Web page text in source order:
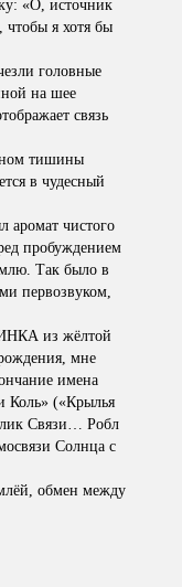
«О, источник
я хотя бы
головные
на шее
связь
тишины
в чудесный
аромат чистого
пробуждением
Так было в
первозвуком,
из жёлтой
мне
имена
Коль» («Крылья
Связи… Робл
Солнца с
обмен между